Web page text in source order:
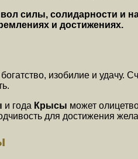
силы, солидарности и
и достижениях.
изобилие и удачу.
и года Крысы может
для достижения